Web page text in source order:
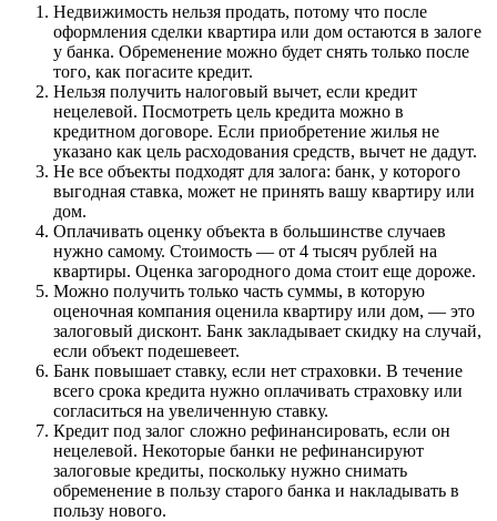
Недвижимость нельзя продать, потому что после
оформления сделки квартира или дом остаются в залоге
у банка. Обременение можно будет снять только после
того, как погасите кредит.
Нельзя получить налоговый вычет, если кредит
нецелевой. Посмотреть цель кредита можно в
кредитном договоре. Если приобретение жилья не
указано как цель расходования средств, вычет не дадут.
Не все объекты подходят для залога: банк, у которого
выгодная ставка, может не принять вашу квартиру или
дом.
Оплачивать оценку объекта в большинстве случаев
нужно самому. Стоимость — от 4 тысяч рублей на
квартиры. Оценка загородного дома стоит еще дороже.
Можно получить только часть суммы, в которую
оценочная компания оценила квартиру или дом, — это
залоговый дисконт. Банк закладывает скидку на случай,
если объект подешевеет.
Банк повышает ставку, если нет страховки. В течение
всего срока кредита нужно оплачивать страховку или
согласиться на увеличенную ставку.
Кредит под залог сложно рефинансировать, если он
нецелевой. Некоторые банки не рефинансируют
залоговые кредиты, поскольку нужно снимать
обременение в пользу старого банка и накладывать в
пользу нового.